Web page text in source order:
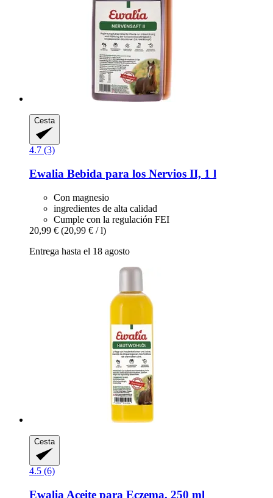
Cesta
4.7 (3)
Ewalia Bebida para los Nervios II, 1 l
Con magnesio
ingredientes de alta calidad
Cumple con la regulación FEI
20,99 € (20,99 € / l)
Entrega hasta el 18 agosto
Cesta
4.5 (6)
Ewalia Aceite para Eczema, 250 ml